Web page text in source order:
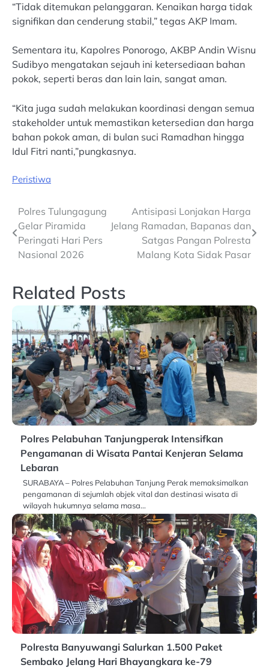
“Tidak ditemukan pelanggaran. Kenaikan harga tidak
signifikan dan cenderung stabil,” tegas AKP Imam.
Sementara itu, Kapolres Ponorogo, AKBP Andin Wisnu
Sudibyo mengatakan sejauh ini ketersediaan bahan
pokok, seperti beras dan lain lain, sangat aman.
“Kita juga sudah melakukan koordinasi dengan semua
stakeholder untuk memastikan ketersedian dan harga
bahan pokok aman, di bulan suci Ramadhan hingga
Idul Fitri nanti,”pungkasnya.
Peristiwa
Post
navigation
Polres Tulungagung
Gelar Piramida
Peringati Hari Pers
Nasional 2026
Antisipasi Lonjakan Harga
Jelang Ramadan, Bapanas dan
Satgas Pangan Polresta
Malang Kota Sidak Pasar
Related Posts
Polres Pelabuhan Tanjungperak Intensifkan
Pengamanan di Wisata Pantai Kenjeran Selama
Lebaran
SURABAYA – Polres Pelabuhan Tanjung Perak memaksimalkan
pengamanan di sejumlah objek vital dan destinasi wisata di
wilayah hukumnya selama masa…
Polresta Banyuwangi Salurkan 1.500 Paket
Sembako Jelang Hari Bhayangkara ke-79